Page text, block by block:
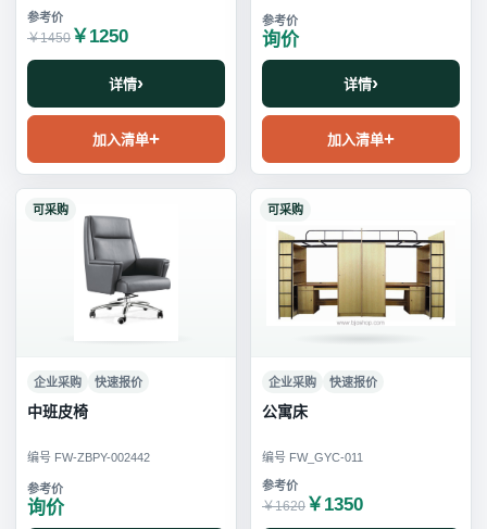
￥1450 ￥1250
详情
加入清单
询价
详情
加入清单
可采购
企业采购 快速报价
中班皮椅
编号 FW-ZBPY-002442
询价
可采购
企业采购 快速报价
公寓床
编号 FW_GYC-011
￥1620 ￥1350